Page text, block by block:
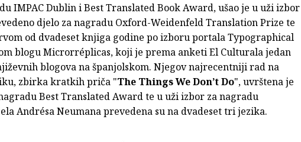
IMPAC Dublin i Best Translated Book Award, ušao je u uži izbor
djelo za nagradu Oxford-Weidenfeld Translation Prize te
od dvadeset knjiga godine po izboru portala Typographical
blogu Microrréplicas, koji je prema anketi El Culturala jedan
blogova na španjolskom. Njegov najrecentniji rad na
zbirka kratkih priča "The Things We Don’t Do", uvrštena je
Best Translated Award te u uži izbor za nagradu
Andrésa Neumana prevedena su na dvadeset tri jezika.